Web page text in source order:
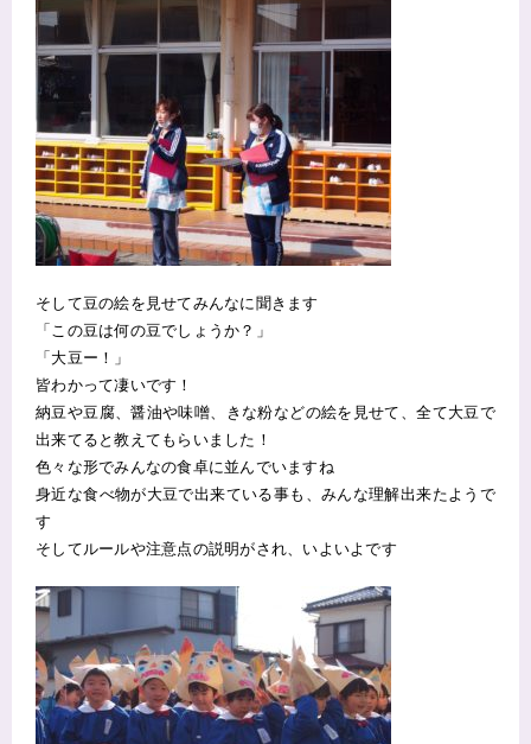
そして豆の絵を見せてみんなに聞きます
「この豆は何の豆でしょうか？」
「大豆ー！」
皆わかって凄いです！
納豆や豆腐、醤油や味噌、きな粉などの絵を見せて、全て大豆で
出来てると教えてもらいました！
色々な形でみんなの食卓に並んでいますね
身近な食べ物が大豆で出来ている事も、みんな理解出来たようで
す
そしてルールや注意点の説明がされ、いよいよです